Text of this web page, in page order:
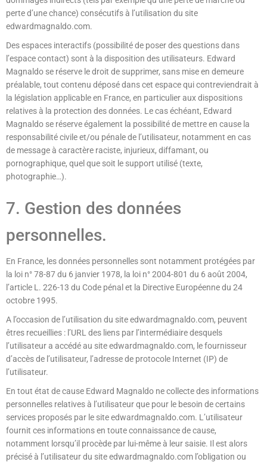
perte d’une chance) consécutifs à l’utilisation du site
edwardmagnaldo.com.
Des espaces interactifs (possibilité de poser des questions dans
l’espace contact) sont à la disposition des utilisateurs. Edward
Magnaldo se réserve le droit de supprimer, sans mise en demeure
préalable, tout contenu déposé dans cet espace qui contreviendrait à
la législation applicable en France, en particulier aux dispositions
relatives à la protection des données. Le cas échéant, Edward
Magnaldo se réserve également la possibilité de mettre en cause la
responsabilité civile et/ou pénale de l’utilisateur, notamment en cas
de message à caractère raciste, injurieux, diffamant, ou
pornographique, quel que soit le support utilisé (texte,
photographie…).
7. Gestion des données
personnelles.
En France, les données personnelles sont notamment protégées par
la loi n° 78-87 du 6 janvier 1978, la loi n° 2004-801 du 6 août 2004,
l’article L. 226-13 du Code pénal et la Directive Européenne du 24
octobre 1995.
A l’occasion de l’utilisation du site edwardmagnaldo.com, peuvent
êtres recueillies : l’URL des liens par l’intermédiaire desquels
l’utilisateur a accédé au site edwardmagnaldo.com, le fournisseur
d’accès de l’utilisateur, l’adresse de protocole Internet (IP) de
l’utilisateur.
En tout état de cause Edward Magnaldo ne collecte des informations
personnelles relatives à l’utilisateur que pour le besoin de certains
services proposés par le site edwardmagnaldo.com. L’utilisateur
fournit ces informations en toute connaissance de cause,
notamment lorsqu’il procède par lui-même à leur saisie. Il est alors
précisé à l’utilisateur du site edwardmagnaldo.com l’obligation ou